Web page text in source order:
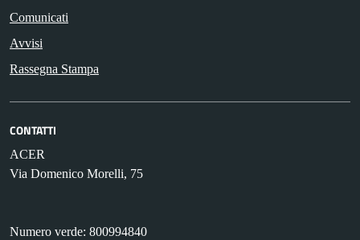
Comunicati
Avvisi
Rassegna Stampa
CONTATTI
ACER
Via Domenico Morelli, 75
Numero verde: 800994840